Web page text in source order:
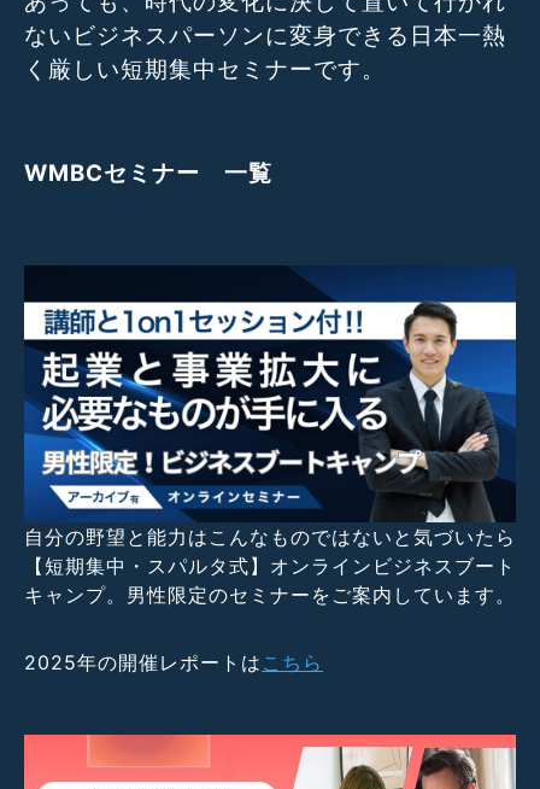
ないビジネスパーソンに変身できる日本一熱
く厳しい短期集中セミナーです。
WMBCセミナー 一覧
自分の野望と能力はこんなものではないと気づいたら
【短期集中・スパルタ式】オンラインビジネスブート
キャンプ。男性限定のセミナーをご案内しています。
2025年の開催レポートは こちら